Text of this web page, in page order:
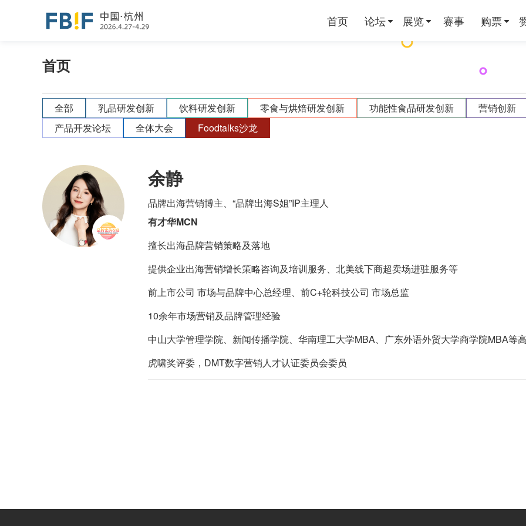
首页 论坛 展览 赛事 购票
首页
全部 乳品研发创新 饮料研发创新 零食与烘焙研发创新 功能性食品研发创新 营销创新
产品开发论坛
全体大会 Foodtalks沙龙
余静
品牌出海营销博主、“品牌出海S姐”IP主理人
有才华MCN
擅长出海品牌营销策略及落地
提供企业出海营销增长策略咨询及培训服务、北美线下商超卖场进驻服务等
前上市公司 市场与品牌中心总经理、前C+轮科技公司 市场总监
10余年市场营销及品牌管理经验
中山大学管理学院、新闻传播学院、华南理工大学MBA、广东外语外贸大学商学院MBA等
虎啸奖评委，DMT数字营销人才认证委员会委员